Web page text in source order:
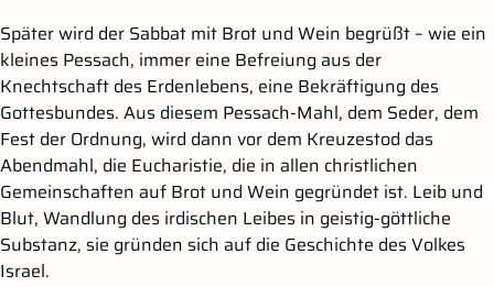
Später wird der Sabbat mit Brot und Wein begrüßt – wie ein
kleines Pessach, immer eine Befreiung aus der
Knechtschaft des Erdenlebens, eine Bekräftigung des
Gottesbundes. Aus diesem Pessach-Mahl, dem Seder, dem
Fest der Ordnung, wird dann vor dem Kreuzestod das
Abendmahl, die Eucharistie, die in allen christlichen
Gemeinschaften auf Brot und Wein gegründet ist. Leib und
Blut, Wandlung des irdischen Leibes in geistig-göttliche
Substanz, sie gründen sich auf die Geschichte des Volkes
Israel.